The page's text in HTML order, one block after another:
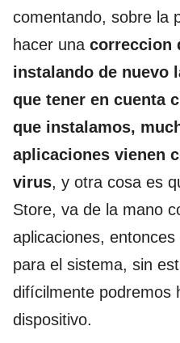
comentando, sobre la
hacer una correccion
instalando de nuevo
que tener en cuenta
que instalamos,
aplicaciones vienen
virus, y otra cosa es
Store, va de la mano
aplicaciones,
para el sistema, sin
difícilmente podremos
dispositivo.